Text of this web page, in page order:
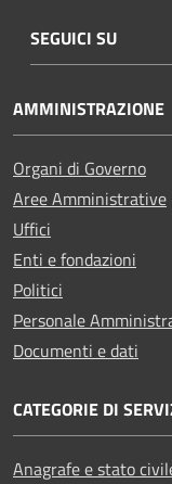
SEGUICI SU
AMMINISTRAZIONE
Organi di Governo
Aree Amministrative
Uffici
Enti e fondazioni
Politici
Personale
Documenti e dati
CATEGORIE DI
Anagrafe e stato